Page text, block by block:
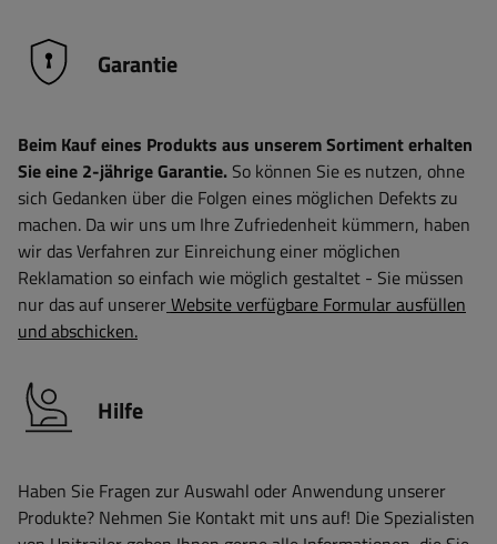
Garantie
Beim Kauf eines Produkts aus unserem Sortiment erhalten
Sie eine 2-jährige Garantie. So können Sie es nutzen, ohne
sich Gedanken über die Folgen eines möglichen Defekts zu
machen. Da wir uns um Ihre Zufriedenheit kümmern, haben
wir das Verfahren zur Einreichung einer möglichen
Reklamation so einfach wie möglich gestaltet - Sie müssen
nur das auf unsererWebsite verfügbare Formular ausfüllen
und abschicken.
Hilfe
Haben Sie Fragen zur Auswahl oder Anwendung unserer
Produkte? Nehmen Sie Kontakt mit uns auf! Die Spezialisten